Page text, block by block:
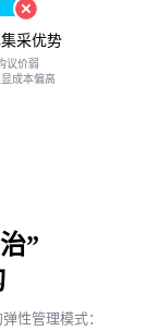
采优势
议价弱
成本偏高
”
性管理模式：